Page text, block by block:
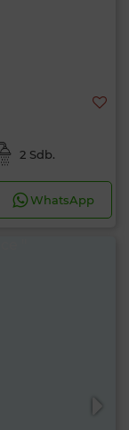
2 Sdb.
WhatsApp